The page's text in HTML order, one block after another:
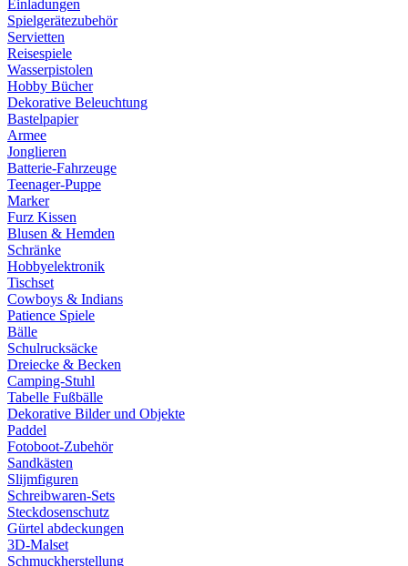
Einladungen
Spielgerätezubehör
Servietten
Reisespiele
Wasserpistolen
Hobby Bücher
Dekorative Beleuchtung
Bastelpapier
Armee
Jonglieren
Batterie-Fahrzeuge
Teenager-Puppe
Marker
Furz Kissen
Blusen & Hemden
Schränke
Hobbyelektronik
Tischset
Cowboys & Indians
Patience Spiele
Bälle
Schulrucksäcke
Dreiecke & Becken
Camping-Stuhl
Tabelle Fußbälle
Dekorative Bilder und Objekte
Paddel
Fotoboot-Zubehör
Sandkästen
Slijmfiguren
Schreibwaren-Sets
Steckdosenschutz
Gürtel abdeckungen
3D-Malset
Schmuckherstellung